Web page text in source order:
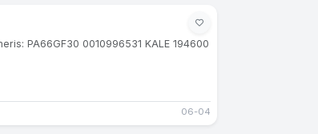
PA66GF30 0010996531 KALE 194600
06-04